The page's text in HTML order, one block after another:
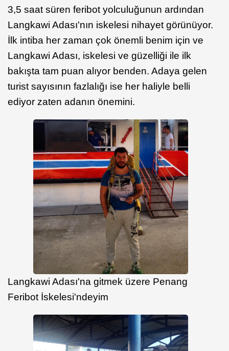
3,5 saat süren feribot yolculuğunun ardından
Langkawi Adası'nın iskelesi nihayet görünüyor.
İlk intiba her zaman çok önemli benim için ve
Langkawi Adası, iskelesi ve güzelliği ile ilk
bakışta tam puan alıyor benden. Adaya gelen
turist sayısının fazlalığı ise her haliyle belli
ediyor zaten adanın önemini.
Langkawi Adası'na gitmek üzere Penang
Feribot İskelesi'ndeyim